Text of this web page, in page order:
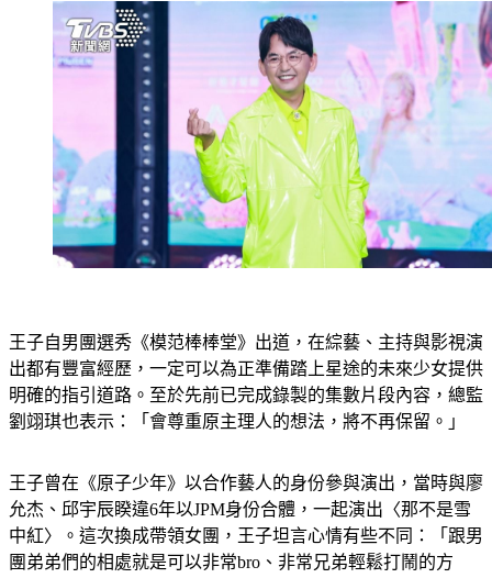
王子自男團選秀《模范棒棒堂》出道，在綜藝、主持與影視演
出都有豐富經歷，一定可以為正準備踏上星途的未來少女提供
明確的指引道路。至於先前已完成錄製的集數片段內容，總監
王子曾在《原子少年》以合作藝人的身份參與演出，當時與廖
允杰、邱宇辰睽違6年以JPM身份合體，一起演出〈那不是雪
中紅〉。這次換成帶領女團，王子坦言心情有些不同：「跟男